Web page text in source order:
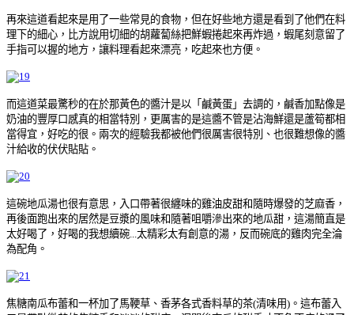
再來這道看起來是用了一些常見的食物，但在好些地方還是看到了他們在料
理下的細心，比方說用切細的胡蘿蔔絲把鮮蝦捲起來再炸過，蝦尾刻意留了
手指可以握的地方，讓料理看起來漂亮，吃起來也方便。
而這道菜最驚秒的在於那黃色的醬汁是以「鹹黃蛋」去調的，鹹香加點像是
奶油的豐厚口感真的相當特別，更厲害的是這醬不管是沾海鮮還是蘆筍都相
當得宜，好吃的很。兩次的經驗我都被他們很厲害很特別、也很難想像的醬
汁給收的伏伏貼貼。
這碗地瓜湯也很有意思，入口帶著很纏味的雞油皮甜和隨時爆發的芝麻香，
再後面跑出來的居然是豆漿的風味和隨著咀嚼滲出來的地瓜甜，這湯簡直是
太好喝了，好喝的我想續碗...太精彩太有創意的湯，反而碗底的雞肉完全淪
為配角。
焦糖南瓜布蕾和一杯加了馬鞕草、香茅各式香料草的茶(清味用)。這布蕾入